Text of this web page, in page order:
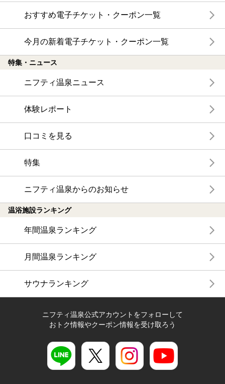
おすすめ電子チケット・クーポン一覧
今月の新着電子チケット・クーポン一覧
特集・ニュース
ニフティ温泉ニュース
体験レポート
口コミを見る
特集
ニフティ温泉からのお知らせ
温浴施設ランキング
年間温泉ランキング
月間温泉ランキング
サウナランキング
ニフティ温泉公式アカウントをフォローして
おトク情報やクーポン情報を受け取ろう